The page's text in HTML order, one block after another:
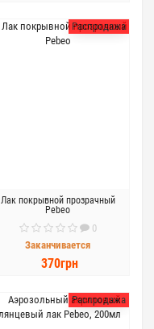
Распродажа
Лак покрывной прозрачный
Pebeo
0
Заканчивается
370грн
Распродажа